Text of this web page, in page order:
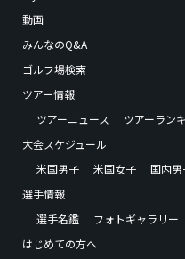
動画
みんなのQ&A
ゴルフ場検索
ツアー情報
ツアーニュース
ツアーラン
大会スケジュール
米国男子
米国女子 国内男
選手情報
選手名鑑
フォトギャラリー
はじめての方へ